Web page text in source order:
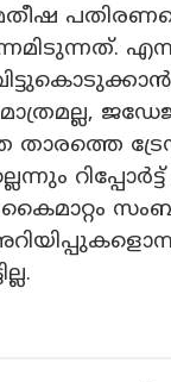
മാത്രമല്ല,
താരത്തെ